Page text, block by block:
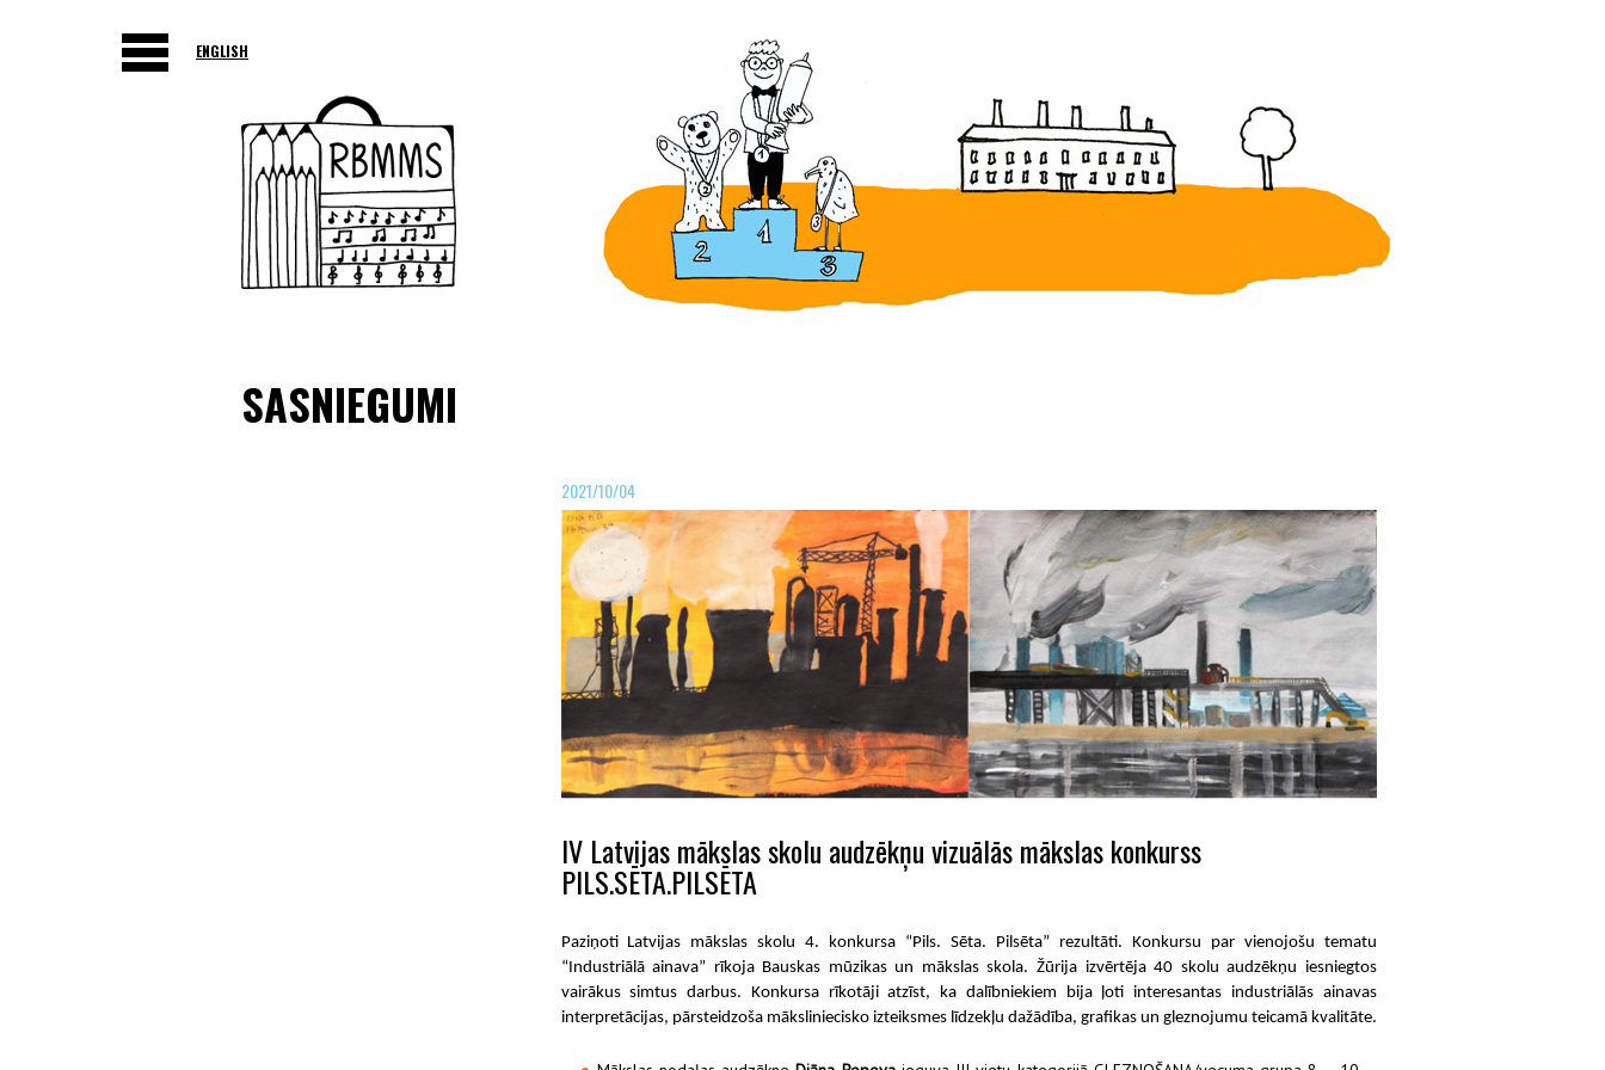
ENGLISH
SASNIEGUMI
2021/10/04
IV Latvijas mākslas skolu audzēkņu vizuālās mākslas konkurss
PILS.SĒTA.PILSĒTA
Paziņoti Latvijas mākslas skolu 4. konkursa “Pils. Sēta. Pilsēta” rezultāti. Konkursu par vienojošu tematu
“Industriālā ainava” rīkoja Bauskas mūzikas un mākslas skola. Žūrija izvērtēja 40 skolu audzēkņu iesniegtos
vairākus simtus darbus. Konkursa rīkotāji atzīst, ka dalībniekiem bija ļoti interesantas industriālās ainavas
interpretācijas, pārsteidzoša māksliniecisko izteiksmes līdzekļu dažādība, grafikas un gleznojumu teicamā kvalitāte.